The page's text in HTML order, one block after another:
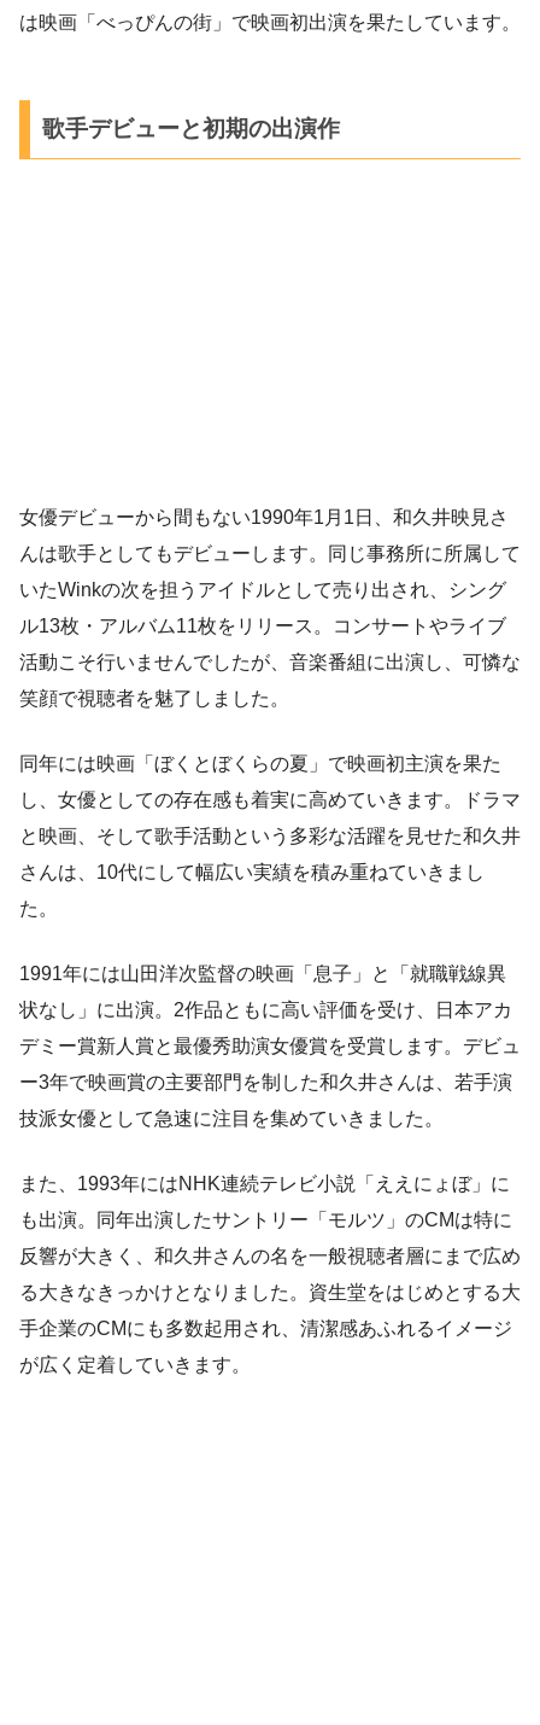
は映画「べっぴんの街」で映画初出演を果たしています。
歌手デビューと初期の出演作
女優デビューから間もない1990年1月1日、和久井映見さ
んは歌手としてもデビューします。同じ事務所に所属して
いたWinkの次を担うアイドルとして売り出され、シング
ル13枚・アルバム11枚をリリース。コンサートやライブ
活動こそ行いませんでしたが、音楽番組に出演し、可憐な
笑顔で視聴者を魅了しました。
同年には映画「ぼくとぼくらの夏」で映画初主演を果た
し、女優としての存在感も着実に高めていきます。ドラマ
と映画、そして歌手活動という多彩な活躍を見せた和久井
さんは、10代にして幅広い実績を積み重ねていきまし
た。
1991年には山田洋次監督の映画「息子」と「就職戦線異
状なし」に出演。2作品ともに高い評価を受け、日本アカ
デミー賞新人賞と最優秀助演女優賞を受賞します。デビュ
ー3年で映画賞の主要部門を制した和久井さんは、若手演
技派女優として急速に注目を集めていきました。
また、1993年にはNHK連続テレビ小説「ええにょぼ」に
も出演。同年出演したサントリー「モルツ」のCMは特に
反響が大きく、和久井さんの名を一般視聴者層にまで広め
る大きなきっかけとなりました。資生堂をはじめとする大
手企業のCMにも多数起用され、清潔感あふれるイメージ
が広く定着していきます。